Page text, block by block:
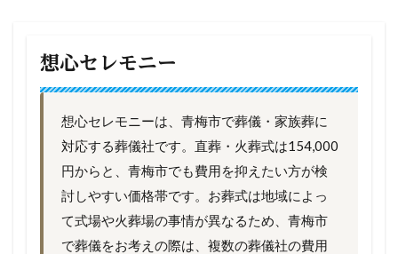
想心セレモニー
想心セレモニーは、青梅市で葬儀・家族葬に
対応する葬儀社です。直葬・火葬式は154,000
円からと、青梅市でも費用を抑えたい方が検
討しやすい価格帯です。お葬式は地域によっ
て式場や火葬場の事情が異なるため、青梅市
で葬儀をお考えの際は、複数の葬儀社の費用